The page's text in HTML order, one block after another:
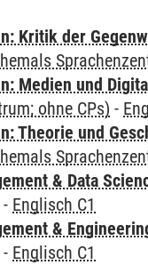
Kritik der
Medien und
ohne CPs) -
Theorie und
& Data
- Englisch C1
&
- Englisch C1